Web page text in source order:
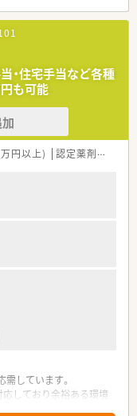
置しており、複数名の
ている店舗です。
とした、非常に幅広い
枚ほど応需していま
新の調剤システムをい
化と安全性を図ってい
を重視しており、周囲の
大切にできる方を募り
な目線で患者様に寄り
。
を展開しており、地域
献している企業です。
や看取りまで対応する
療を提供しています。
的に参加しています。
フトコーラ教室、スム
・住宅手当など各種
も可能
円以上) 認定薬剤師取得支援あり
しています。
しており余裕ある環境